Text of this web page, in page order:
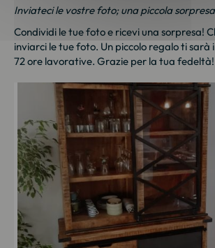
Inviateci le vostre foto; una piccola
Condividi le tue foto e ricevi una sorpresa!
inviarci le tue foto. Un piccolo regalo ti
72 ore lavorative. Grazie per la tua fedeltà!